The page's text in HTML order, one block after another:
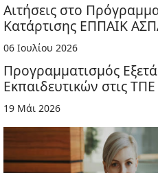
Αιτήσεις στο
Κατάρτισης ΕΠΠΑΙΚ
06 Ιουλίου 2026
Προγραμματισμός
Εκπαιδευτικών στις ΤΠΕ
19 Μάι 2026